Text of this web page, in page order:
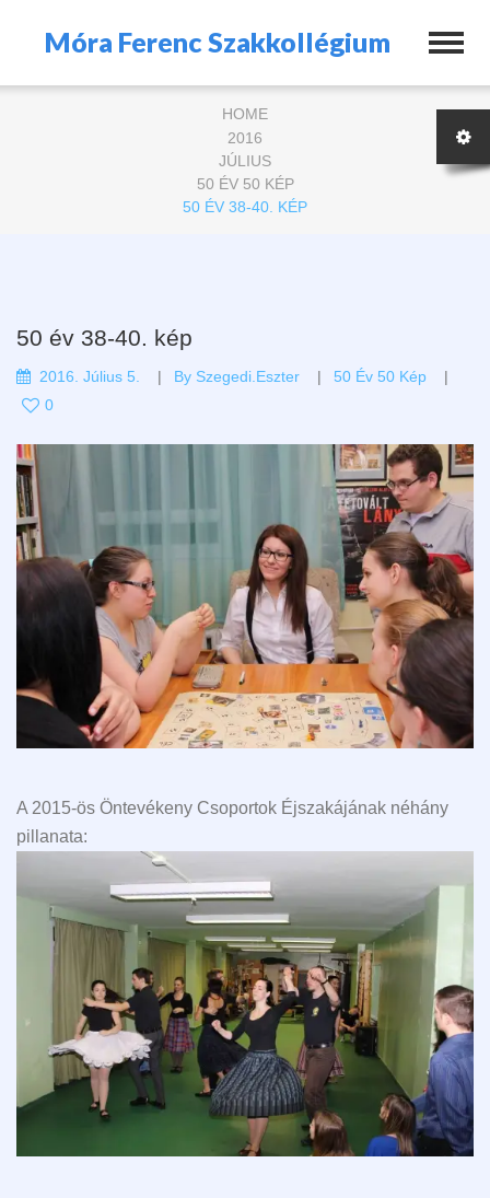
Móra Ferenc Szakkollégium
HOME
2016
JÚLIUS
50 ÉV 50 KÉP
50 ÉV 38-40. KÉP
50 év 38-40. kép
2016. Július 5. By Szegedi.eszter
50 Év 50 Kép
0
A 2015-ös Öntevékeny Csoportok Éjszakájának néhány
pillanata: